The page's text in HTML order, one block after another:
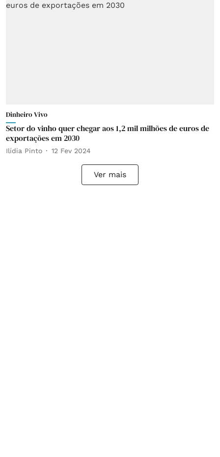
Dinheiro Vivo
Setor do vinho quer chegar aos 1,2 mil milhões de euros de
exportações em 2030
Ilídia Pinto 12 Fev 2024
Ver mais